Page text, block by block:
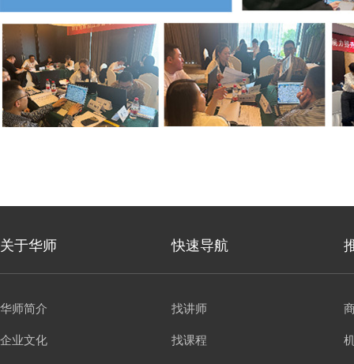
关于华师 快速导航
华师简介
企业文化
找讲师
找课程